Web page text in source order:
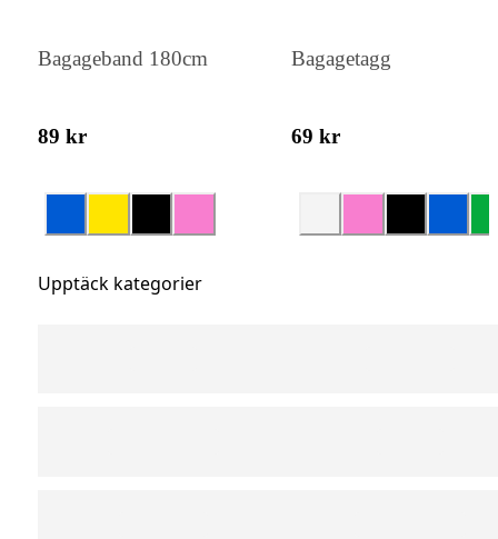
Bagageband 180cm
89 kr
Bagagetagg
69 kr
Upptäck kategorier